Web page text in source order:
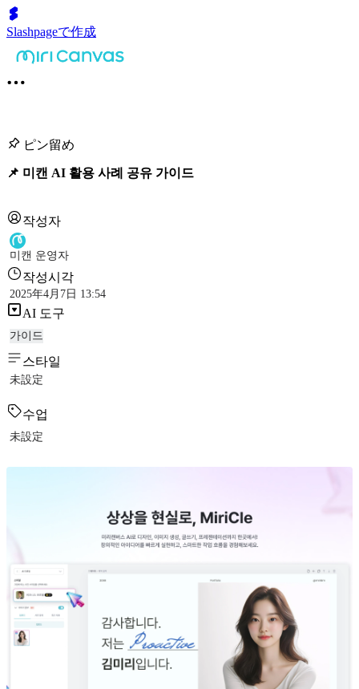
Slashpageで作成
ピン留め
📌 미캔 AI 활용 사례 공유 가이드
작성자
미캔 운영자
작성시각
2025年4月7日 13:54
AI 도구
가이드
스타일
未設定
수업
未設定